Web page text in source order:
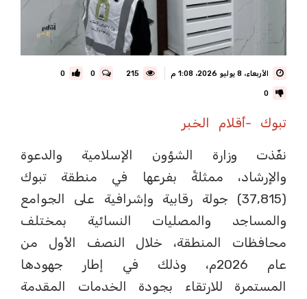
الأربعاء، 8 يوليو 2026، 1:08 م 0
0
0
تبوك -أقلام الخبر
نفّذت وزارة الشؤون الإسلامية والدعوة
والإرشاد، ممثلةً بفرعها في منطقة تبوك
(37,815) جولة رقابية وإشرافية على الجوامع
والمساجد والمصليات النسائية بمختلف
محافظات المنطقة، خلال النصف الأول من
عام 2026م، وذلك في إطار جهودها
المستمرة للارتقاء بجودة الخدمات المقدمة